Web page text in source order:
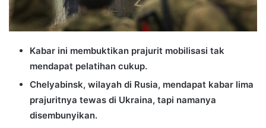
Kabar ini membuktikan prajurit mobilisasi tak
mendapat pelatihan cukup.
Chelyabinsk, wilayah di Rusia, mendapat kabar lima
prajuritnya tewas di Ukraina, tapi namanya
disembunyikan.